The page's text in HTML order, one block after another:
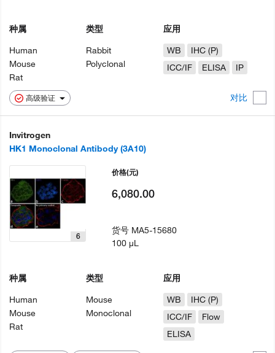
高级验证 对比
种属
Human
Mouse
Rat
类型
Rabbit
Polyclonal
应用
WB
IHC (P)
ICC/IF
ELISA IP
Invitrogen
HK1 Monoclonal Antibody (3A10)
6
种属
Human
Mouse
Rat
类型
Mouse
Monoclonal
应用
WB
IHC (P)
ICC/IF
Flow
ELISA
价格(元)
6,080.00
货号 MA5-15680
100 µL